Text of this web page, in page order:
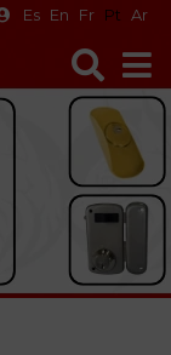
Es En Fr Pt Ar